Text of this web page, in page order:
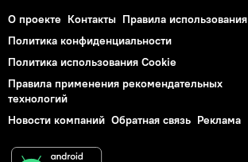
О проекте Контакты Правила использования
Политика конфиденциальности
Политика использования Cookie
Правила применения рекомендательных
технологий
Новости компаний Обратная связь Реклама